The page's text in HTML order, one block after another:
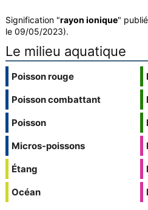
Signification "rayon ionique"
le 09/05/2023).
Le milieu aquatique
Poisson rouge
Poisson combattant
Poisson
Micros-poissons
Étang
Océan